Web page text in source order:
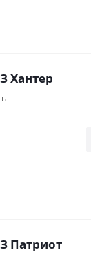
Хантер
Патриот